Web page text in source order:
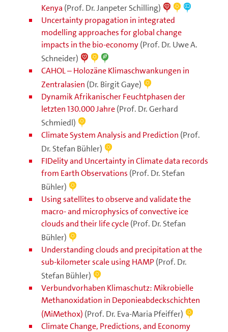
Kenya (Prof. Dr. Janpeter Schilling)
Uncertainty propagation in integrated
modelling approaches for global change
impacts in the bio-economy(Prof. Dr. Uwe A.
Schneider)
CAHOL – Holozäne Klimaschwankungen in
Zentralasien (Dr. Birgit Gaye)
Dynamik Afrikanischer Feuchtphasen der
letzten 130.000 Jahre(Prof. Dr. Gerhard
Schmiedl)
Climate System Analysis and Prediction (Prof.
Dr. Stefan Bühler)
FIDelity and Uncertainty in Climate data records
from Earth Observations (Prof. Dr. Stefan
Bühler)
Using satellites to observe and validate the
macro- and microphysics of convective ice
clouds and their life cycle(Prof. Dr. Stefan
Bühler)
Understanding clouds and precipitation at the
sub-kilometer scale using HAMP(Prof. Dr.
Stefan Bühler)
Verbundvorhaben Klimaschutz: Mikrobielle
Methanoxidation in Deponieabdeckschichten
(MiMethox) (Prof. Dr. Eva-Maria Pfeiffer)
Climate Change, Predictions, and Economy